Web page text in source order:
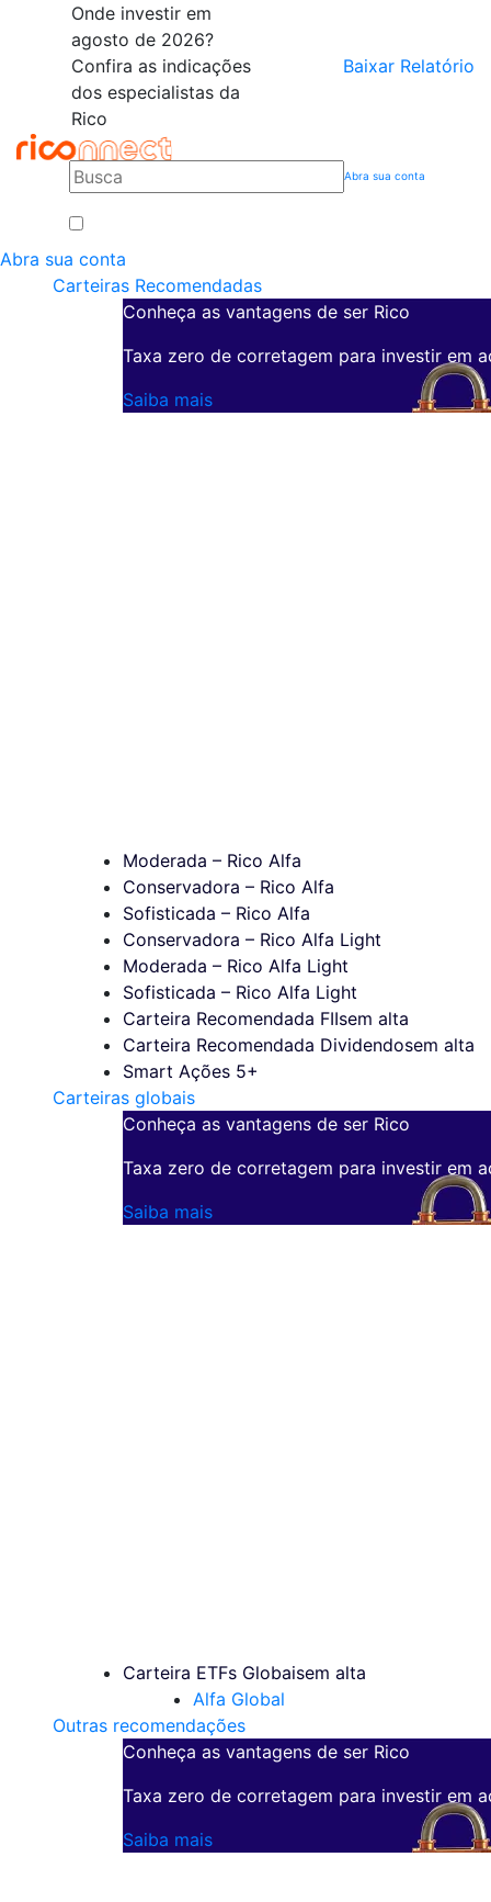
Onde investir em
agosto de 2026?
Confira as indicações
dos especialistas da
Rico
Baixar Relatório
Abra sua conta
Abra sua conta
Carteiras Recomendadas
Conheça as vantagens de ser Rico
Taxa zero de corretagem para investir em
Saiba mais
Moderada – Rico Alfa
Conservadora – Rico Alfa
Sofisticada – Rico Alfa
Conservadora – Rico Alfa Light
Moderada – Rico Alfa Light
Sofisticada – Rico Alfa Light
Carteira Recomendada FIIsem alta
Carteira Recomendada Dividendosem alta
Smart Ações 5+
Carteiras globais
Conheça as vantagens de ser Rico
Taxa zero de corretagem para investir em
Saiba mais
Carteira ETFs Globaisem alta
Alfa Global
Outras recomendações
Conheça as vantagens de ser Rico
Taxa zero de corretagem para investir em
Saiba mais